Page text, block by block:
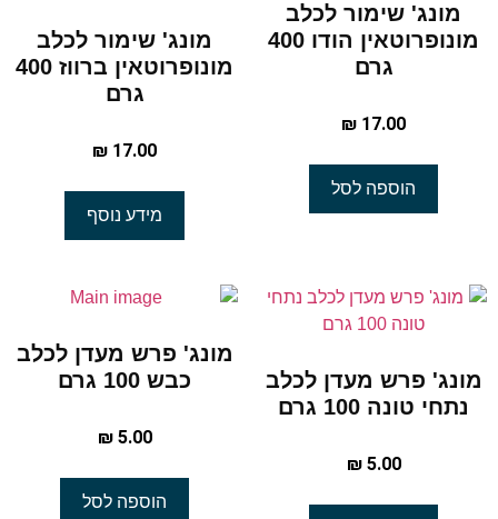
מונג' שימור לכלב
מונופרוטאין הודו 400
גרם
₪ 17.00
הוספה לסל
מונג' שימור לכלב
מונופרוטאין ברווז 400
גרם
₪ 17.00
מידע נוסף
מונג' פרש מעדן לכלב
נתחי טונה 100 גרם
₪5.00
מונג' פרש מעדן לכלב
כבש 100 גרם
₪5.00
הוספה לסל